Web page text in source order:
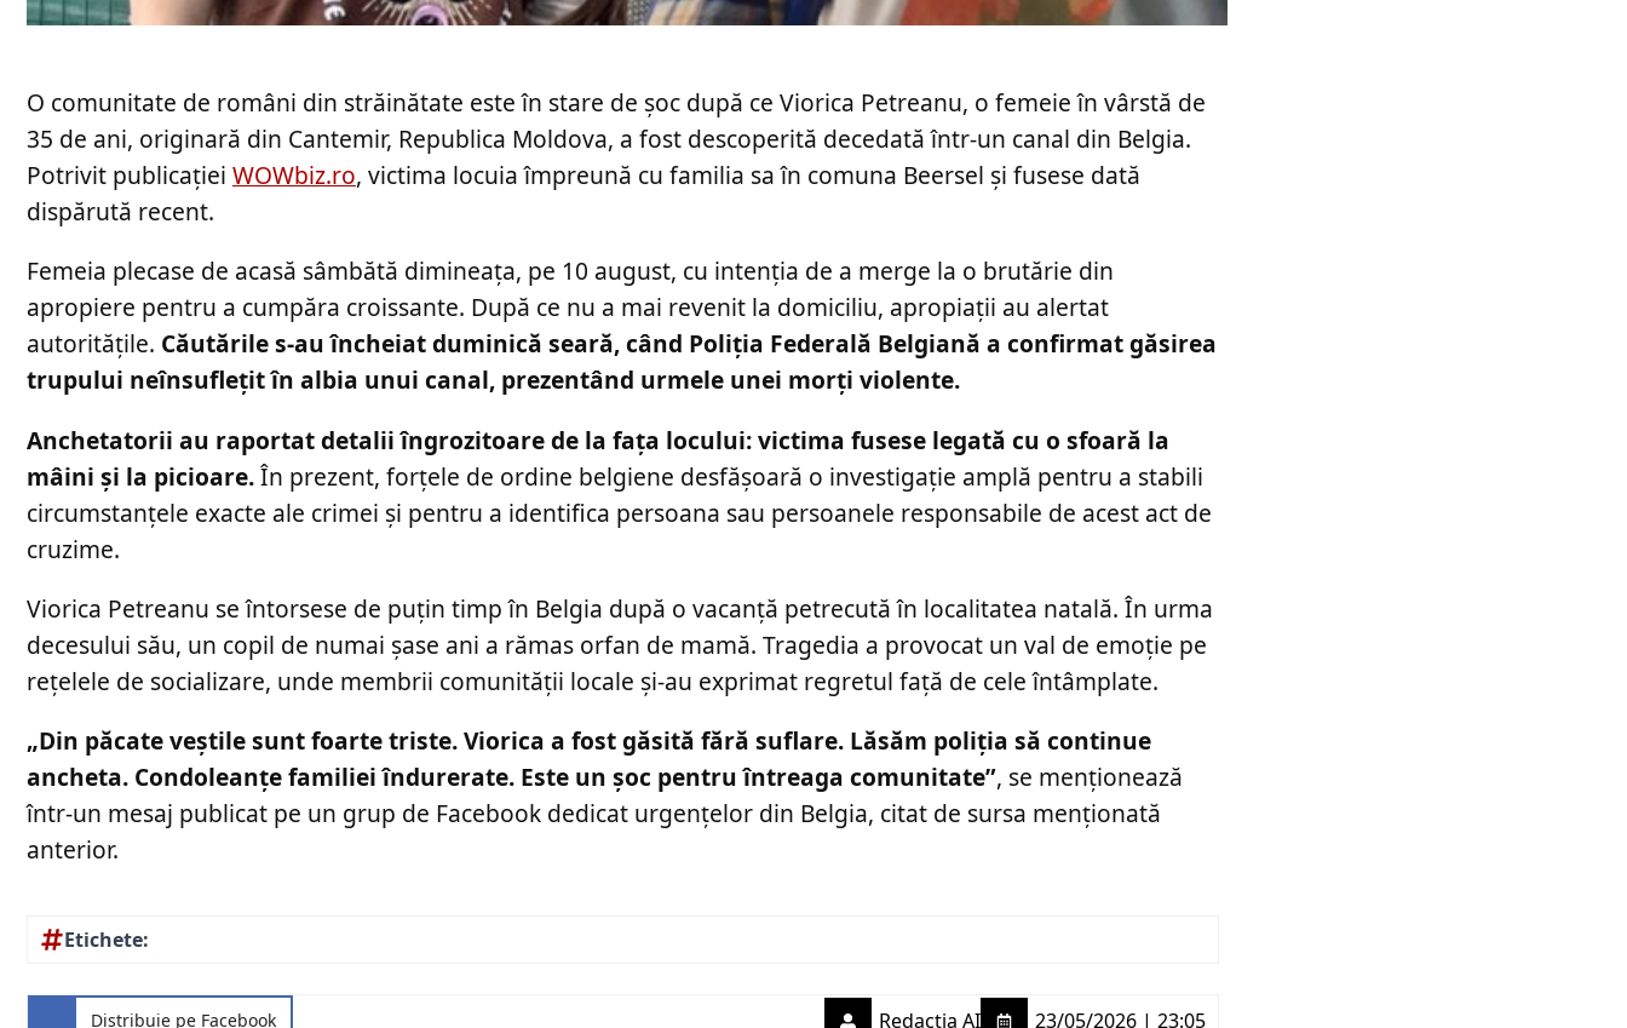
O comunitate de români din străinătate este în stare de șoc după ce Viorica Petreanu, o femeie în vârstă de
35 de ani, originară din Cantemir, Republica Moldova, a fost descoperită decedată într-un canal din Belgia.
Potrivit publicației WOWbiz.ro, victima locuia împreună cu familia sa în comuna Beersel și fusese dată
dispărută recent.
Femeia plecase de acasă sâmbătă dimineața, pe 10 august, cu intenția de a merge la o brutărie din
apropiere pentru a cumpăra croissante. După ce nu a mai revenit la domiciliu, apropiații au alertat
autoritățile. Căutările s-au încheiat duminică seară, când Poliția Federală Belgiană a confirmat găsirea
trupului neînsuflețit în albia unui canal, prezentând urmele unei morți violente.
Anchetatorii au raportat detalii îngrozitoare de la fața locului: victima fusese legată cu o sfoară la
mâini și la picioare.În prezent, forțele de ordine belgiene desfășoară o investigație amplă pentru a stabili
circumstanțele exacte ale crimei și pentru a identifica persoana sau persoanele responsabile de acest act de
cruzime.
Viorica Petreanu se întorsese de puțin timp în Belgia după o vacanță petrecută în localitatea natală. În urma
decesului său, un copil de numai șase ani a rămas orfan de mamă. Tragedia a provocat un val de emoție pe
rețelele de socializare, unde membrii comunității locale și-au exprimat regretul față de cele întâmplate.
„Din păcate veștile sunt foarte triste. Viorica a fost găsită fără suflare. Lăsăm poliția să continue
ancheta. Condoleanțe familiei îndurerate. Este un șoc pentru întreaga comunitate”, se menționează
într-un mesaj publicat pe un grup de Facebook dedicat urgențelor din Belgia, citat de sursa menționată
anterior.
Etichete:
Distribuie pe Facebook Redactia AI 23/05/2026 | 23:05